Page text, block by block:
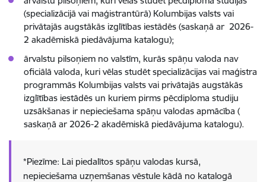
(specializācijā vai maģistrantūrā) Kolumbijas valsts vai
privātajās augstākās izglītības iestādēs (saskaņā ar 2026-
2 akadēmiskā piedāvājuma katalogu);
ārvalstu pilsoņiem no valstīm, kurās spāņu valoda nav
oficiālā valoda, kuri vēlas studēt specializācijas vai maģistra
programmās Kolumbijas valsts vai privātajās augstākās
izglītības iestādēs un kuriem pirms pēcdiploma studiju
uzsākšanas ir nepieciešama spāņu valodas apmācība (
saskaņā ar 2026-2 akadēmiskā piedāvājuma katalogu).
*Piezīme: Lai piedalītos spāņu valodas kursā,
nepieciešama uzņemšanas vēstule kādā no katalogā